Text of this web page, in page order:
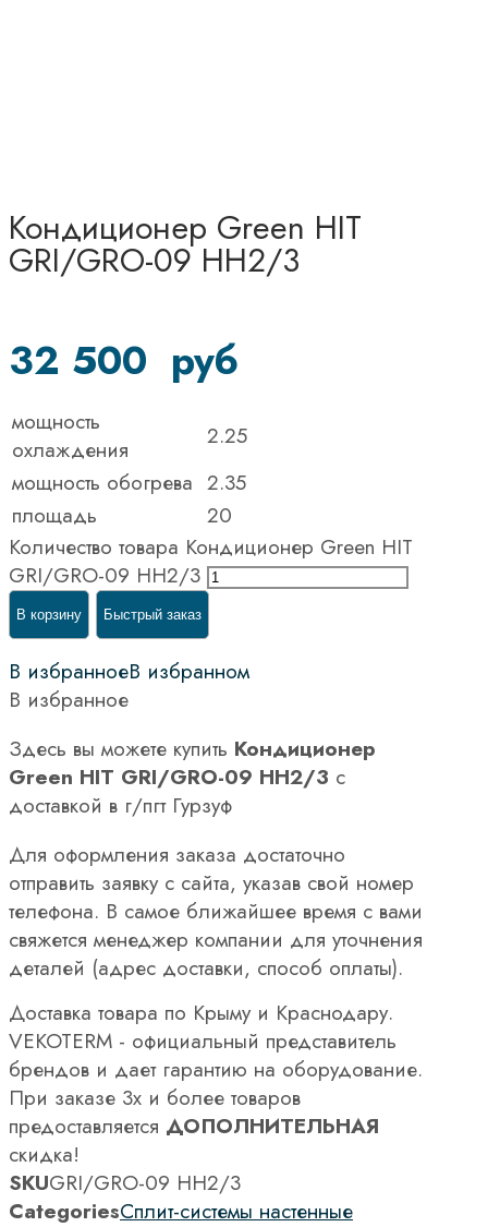
Кондиционер Green HIT
GRI/GRO-09 HH2/3
32 500 руб
мощность
охлаждения
2.25
мощность обогрева 2.35
площадь
20
Количество товара Кондиционер Green HIT
GRI/GRO-09 HH2/3
В корзину Быстрый заказ
В избранноеВ избранном
В избранное
Здесь вы можете купить Кондиционер
Green HIT GRI/GRO-09 HH2/3 с
доставкой в г/пгт Гурзуф
Для оформления заказа достаточно
отправить заявку с сайта, указав свой номер
телефона. В самое ближайшее время с вами
свяжется менеджер компании для уточнения
деталей (адрес доставки, способ оплаты).
Доставка товара по Крыму и Краснодару.
VEKOTERM - официальный представитель
брендов и дает гарантию на оборудование.
При заказе 3х и более товаров
предоставляется ДОПОЛНИТЕЛЬНАЯ
скидка!
SKUGRI/GRO-09 HH2/3
CategoriesСплит-системы настенные